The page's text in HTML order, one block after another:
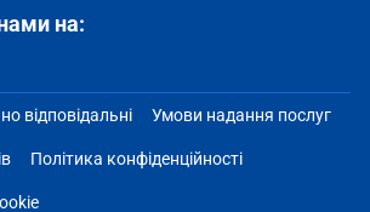
на:
відповідальні Умови надання послуг
Політика конфіденційності